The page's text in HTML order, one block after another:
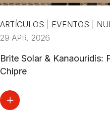
ARTÍCULOS EVENTOS
29 APR. 2026
Brite Solar & Kanaouridis:
Chipre